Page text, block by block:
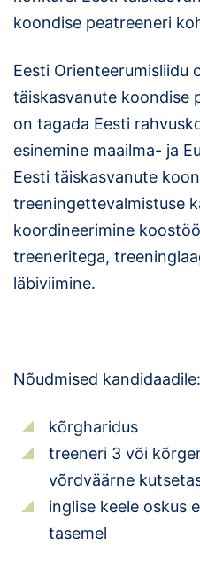
Klubid
Suletud maastikud
Püsirajad
Ajalugu
Koolitused
koondise peatreeneri
Eesti Orienteerumisliidu
täiskasvanute koondise
on tagada Eesti
esinemine maailma- ja
Eesti täiskasvanute
treeningettevalmistuse
koordineerimine
treeneritega,
läbiviimine.
Nõudmised kandidaadile:
kõrgharidus
treeneri 3 või
võrdväärne
inglise keele oskus
tasemel